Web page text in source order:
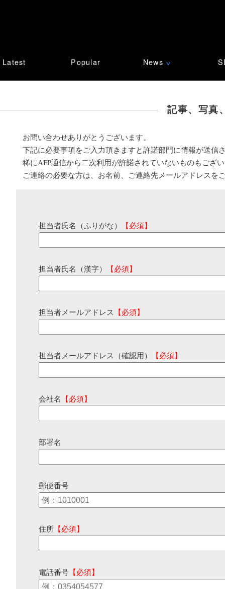
Latest Popular News ∨
記事、写真
お問い合わせありがとうございます。
下記に必要事項をご入力頂きますと許諾部門に情報が送信
稀にAFP通信から二次利用が許諾されていないものもござ
ご連絡の必要な方は、お名前、ご連絡先メールアドレスを
担当者氏名（ふりがな） 【必須】
担当者氏名（漢字） 【必須】
担当者メールアドレス 【必須】
担当者メールアドレス（確認用） 【必須】
会社名 【必須】
部署名
郵便番号
住所 【必須】
電話番号 【必須】